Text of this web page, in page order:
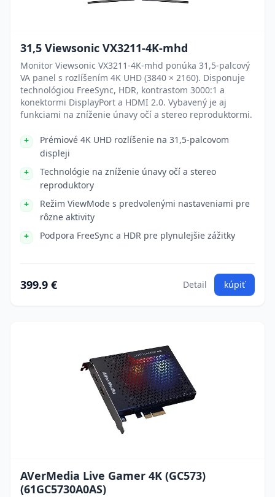
31,5 Viewsonic VX3211-4K-mhd
Monitor Viewsonic VX3211-4K-mhd ponúka 31,5-palcový
VA panel s rozlíšením 4K UHD (3840 × 2160). Disponuje
technológiou FreeSync, HDR, kontrastom 3000:1 a
konektormi DisplayPort a HDMI 2.0. Vybavený je aj
funkciami na zníženie únavy očí a stereo reproduktormi.
Prémiové 4K UHD rozlíšenie na 31,5-palcovom
displeji
Technológie na zníženie únavy očí a stereo
reproduktory
Režim ViewMode s predvolenými nastaveniami pre
rôzne aktivity
Podpora FreeSync a HDR pre plynulejšie zážitky
399.9 € Detail kúpiť
AVerMedia Live Gamer 4K (GC573)
(61GC5730A0AS)